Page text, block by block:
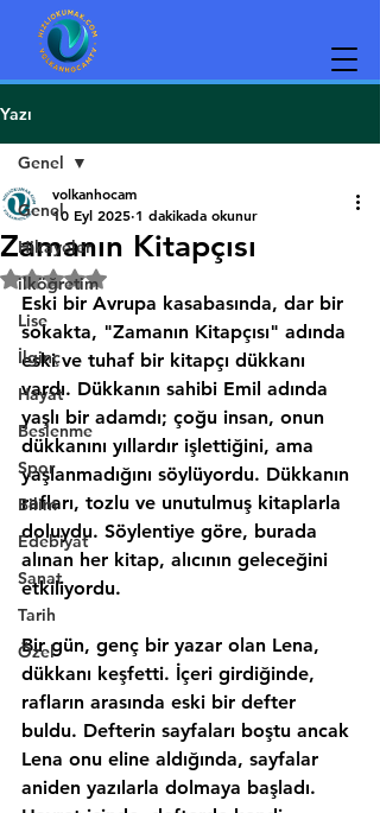
Yazı
Genel
Hikayeler
ilköğretim
Lise
İlginç
Hayat
Beslenme
Spor
Bilim
Edebiyat
Sanat
Tarih
Özel
Genel
Zamanın Kitapçısı
volkanhocam
10 Eyl 2025 1 dakikada okunur
5 üzerinden NaN yıldız
Eski bir Avrupa kasabasında, dar bir
sokakta, "Zamanın Kitapçısı" adında
eski ve tuhaf bir kitapçı dükkanı
vardı. Dükkanın sahibi Emil adında
yaşlı bir adamdı; çoğu insan, onun
dükkanını yıllardır işlettiğini, ama
yaşlanmadığını söylüyordu. Dükkanın
rafları, tozlu ve unutulmuş kitaplarla
doluydu. Söylentiye göre, burada
alınan her kitap, alıcının geleceğini
etkiliyordu.
Bir gün, genç bir yazar olan Lena,
dükkanı keşfetti. İçeri girdiğinde,
rafların arasında eski bir defter
buldu. Defterin sayfaları boştu ancak
Lena onu eline aldığında, sayfalar
aniden yazılarla dolmaya başladı.